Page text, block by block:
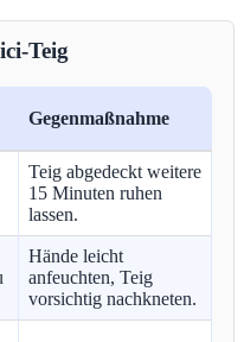
Teig
Gegenmaßnahme
Teig abgedeckt weitere
15 Minuten ruhen
lassen.
Hände leicht
anfeuchten, Teig
vorsichtig nachkneten.